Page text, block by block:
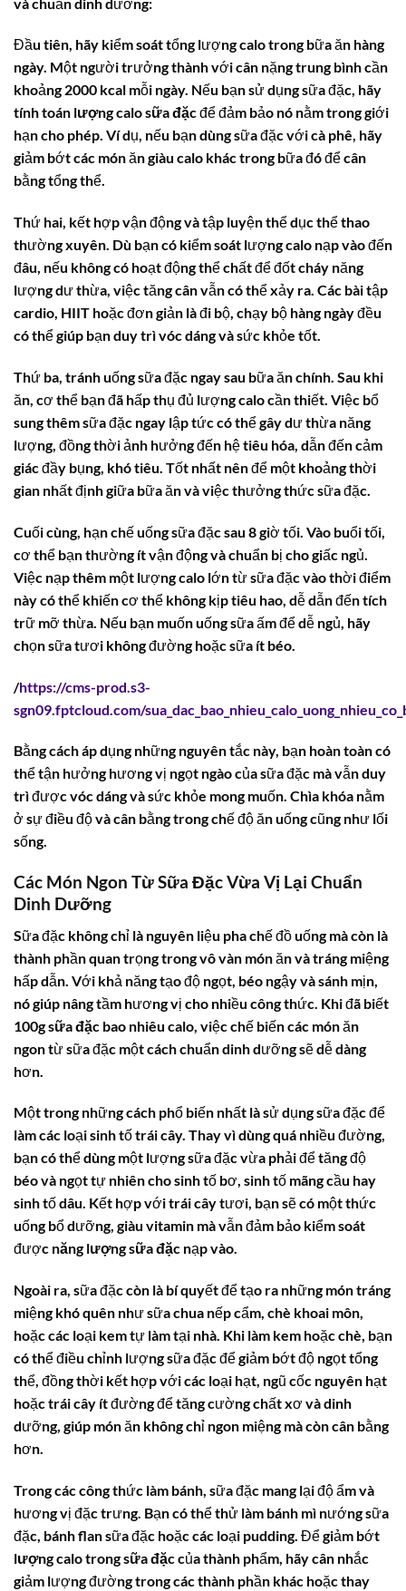
Đầu tiên, hãy kiểm soát tổng lượng calo trong bữa ăn hàng
ngày. Một người trưởng thành với cân nặng trung bình cần
khoảng 2000 kcal mỗi ngày. Nếu bạn sử dụng sữa đặc, hãy
tính toán lượng calo sữa đặcđể đảm bảo nó nằm trong giới
hạn cho phép. Ví dụ, nếu bạn dùng sữa đặc với cà phê, hãy
giảm bớt các món ăn giàu calo khác trong bữa đó để cân
bằng tổng thể.
Thứ hai, kết hợp vận động và tập luyện thể dục thể thao
thường xuyên. Dù bạn có kiểm soát lượng calo nạp vào đến
đâu, nếu không có hoạt động thể chất để đốt cháy năng
lượng dư thừa, việc tăng cân vẫn có thể xảy ra. Các bài tập
cardio, HIIT hoặc đơn giản là đi bộ, chạy bộ hàng ngày đều
có thể giúp bạn duy trì vóc dáng và sức khỏe tốt.
Thứ ba, tránh uống sữa đặc ngay sau bữa ăn chính. Sau khi
ăn, cơ thể bạn đã hấp thụ đủ lượng calo cần thiết. Việc bổ
sung thêm sữa đặc ngay lập tức có thể gây dư thừa năng
lượng, đồng thời ảnh hưởng đến hệ tiêu hóa, dẫn đến cảm
giác đầy bụng, khó tiêu. Tốt nhất nên để một khoảng thời
gian nhất định giữa bữa ăn và việc thưởng thức sữa đặc.
Cuối cùng, hạn chế uống sữa đặc sau 8 giờ tối. Vào buổi tối,
cơ thể bạn thường ít vận động và chuẩn bị cho giấc ngủ.
Việc nạp thêm một lượng calo lớn từ sữa đặc vào thời điểm
này có thể khiến cơ thể không kịp tiêu hao, dễ dẫn đến tích
trữ mỡ thừa. Nếu bạn muốn uống sữa ấm để dễ ngủ, hãy
chọn sữa tươi không đường hoặc sữa ít béo.
/https://cms-prod.s3-
sgn09.fptcloud.com/
Bằng cách áp dụng những nguyên tắc này, bạn hoàn toàn có
thể tận hưởng hương vị ngọt ngào của sữa đặc mà vẫn duy
trì được vóc dáng và sức khỏe mong muốn. Chìa khóa nằm
ở sự điều độ và cân bằng trong chế độ ăn uống cũng như lối
sống.
Các Món Ngon Từ Sữa Đặc Vừa Vị Lại Chuẩn
Dinh Dưỡng
Sữa đặc không chỉ là nguyên liệu pha chế đồ uống mà còn là
thành phần quan trọng trong vô vàn món ăn và tráng miệng
hấp dẫn. Với khả năng tạo độ ngọt, béo ngậy và sánh mịn,
nó giúp nâng tầm hương vị cho nhiều công thức. Khi đã biết
100g sữa đặc bao nhiêu calo , việc chế biến các món ăn
ngon từ sữa đặc một cách chuẩn dinh dưỡng sẽ dễ dàng
hơn.
Một trong những cách phổ biến nhất là sử dụng sữa đặc để
làm các loại sinh tố trái cây. Thay vì dùng quá nhiều đường,
bạn có thể dùng một lượng sữa đặc vừa phải để tăng độ
béo và ngọt tự nhiên cho sinh tố bơ, sinh tố mãng cầu hay
sinh tố dâu. Kết hợp với trái cây tươi, bạn sẽ có một thức
uống bổ dưỡng, giàu vitamin mà vẫn đảm bảo kiểm soát
được năng lượng sữa đặc nạp vào.
Ngoài ra, sữa đặc còn là bí quyết để tạo ra những món tráng
miệng khó quên như sữa chua nếp cẩm, chè khoai môn,
hoặc các loại kem tự làm tại nhà. Khi làm kem hoặc chè, bạn
có thể điều chỉnh lượng sữa đặc để giảm bớt độ ngọt tổng
thể, đồng thời kết hợp với các loại hạt, ngũ cốc nguyên hạt
hoặc trái cây ít đường để tăng cường chất xơ và dinh
dưỡng, giúp món ăn không chỉ ngon miệng mà còn cân bằng
hơn.
Trong các công thức làm bánh, sữa đặc mang lại độ ẩm và
hương vị đặc trưng. Bạn có thể thử làm bánh mì nướng sữa
đặc, bánh flan sữa đặc hoặc các loại pudding. Để giảm bớt
lượng calo trong sữa đặccủa thành phẩm, hãy cân nhắc
giảm lượng đường trong các thành phần khác hoặc thay